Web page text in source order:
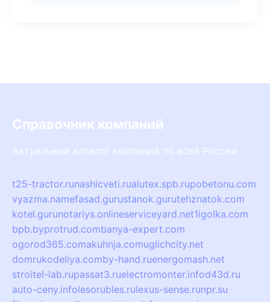
Справочник компаний
Актуальный каталог компаний по всей России
t25-tractor.runashicveti.rualutex.spb.rupobetonu.com
vyazma.namefasad.gurustanok.gurutehznatok.com
kotel.gurunotariys.onlineserviceyard.net1igolka.com
bpb.byprotrud.combanya-expert.com
ogorod365.comakuhnja.comuglichcity.net
domrukodeliya.comby-hand.ruenergomash.net
stroitel-lab.rupassat3.ruelectromonter.infod43d.ru
auto-ceny.infolesorubles.rulexus-sense.runpr.su